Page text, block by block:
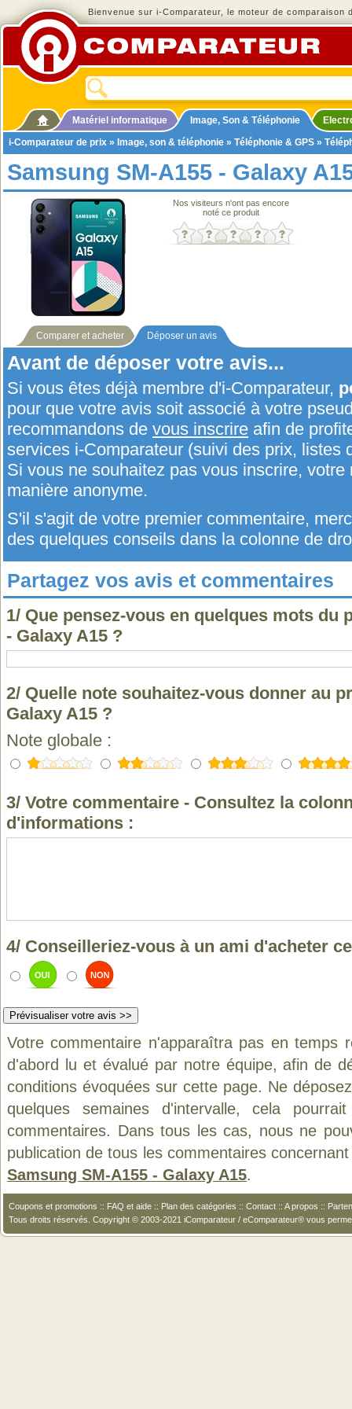
Bienvenue sur i-Comparateur, le moteur de comparaison
Matériel informatique Image, Son & Téléphonie
i-Comparateur de prix » Image, son & téléphonie » Téléphonie & GPS »
Samsung SM-A155 - Galaxy
Nos visiteurs n'ont pas encore
noté ce produit
Comparer et acheter Déposer un avis
Avant de déposer votre avis...
Si vous êtes déjà membre d'i-Comparateur,
pour que votre avis soit associé à votre
recommandons de vous inscrire afin de
services i-Comparateur (suivi des prix, listes
Si vous ne souhaitez pas vous inscrire,
manière anonyme.
S'il s'agit de votre premier commentaire,
des quelques conseils dans la colonne de
Partagez vos avis et commentaires
1/ Que pensez-vous en quelques mots du
- Galaxy A15 ?
2/ Quelle note souhaitez-vous donner au
Galaxy A15 ?
Note globale :
3/ Votre commentaire - Consultez la
d'informations :
4/ Conseilleriez-vous à un ami d'acheter
Votre commentaire n'apparaîtra pas en temps
d'abord lu et évalué par notre équipe, afin de
conditions évoquées sur cette page. Ne
quelques semaines d'intervalle, cela
commentaires. Dans tous les cas, nous ne
publication de tous les commentaires
Samsung SM-A155 - Galaxy A15.
Coupons et promotions :: FAQ et aide :: Plan des catégories :: Contact :: A propos ::
Tous droits réservés. Copyright © 2003-2021 iComparateur / eComparateur® vous